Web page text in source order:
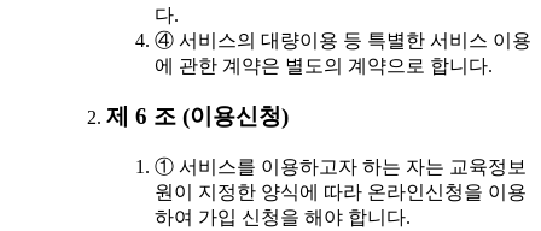
다.
④ 서비스의 대량이용 등 특별한 서비스 이용
에 관한 계약은 별도의 계약으로 합니다.
제 6 조 (이용신청)
① 서비스를 이용하고자 하는 자는 교육정보
원이 지정한 양식에 따라 온라인신청을 이용
하여 가입 신청을 해야 합니다.